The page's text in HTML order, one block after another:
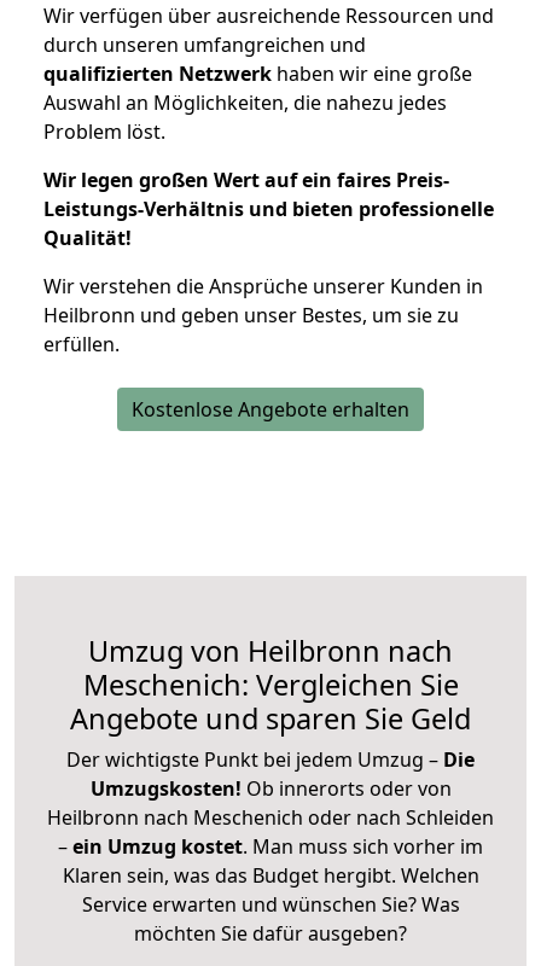
Wir verfügen über ausreichende Ressourcen und
durch unseren umfangreichen und
qualifizierten Netzwerk haben wir eine große
Auswahl an Möglichkeiten, die nahezu jedes
Problem löst.
Wir legen großen Wert auf ein faires Preis-
Leistungs-Verhältnis und bieten professionelle
Qualität!
Wir verstehen die Ansprüche unserer Kunden in
Heilbronn und geben unser Bestes, um sie zu
erfüllen.
Kostenlose Angebote erhalten
Umzug von Heilbronn nach
Meschenich: Vergleichen Sie
Angebote und sparen Sie Geld
Der wichtigste Punkt bei jedem Umzug – Die
Umzugskosten! Ob innerorts oder von
Heilbronn nach Meschenich oder nach Schleiden
–ein Umzug kostet. Man muss sich vorher im
Klaren sein, was das Budget hergibt. Welchen
Service erwarten und wünschen Sie? Was
möchten Sie dafür ausgeben?